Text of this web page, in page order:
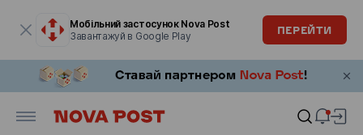
Мобільний застосунок Nova Post
Завантажуй в Google Play
ПЕРЕЙТИ